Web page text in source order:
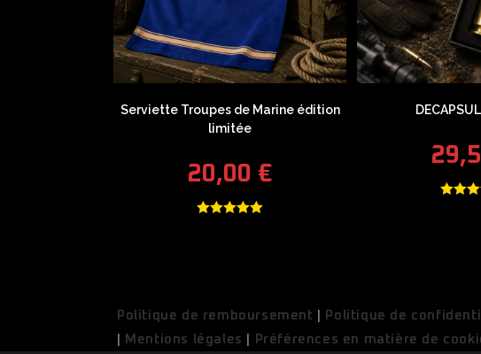
Serviette Troupes de Marine édition
limitée
20,00 €
Politique de remboursement Politique de
Mentions légales Préférences en matière de